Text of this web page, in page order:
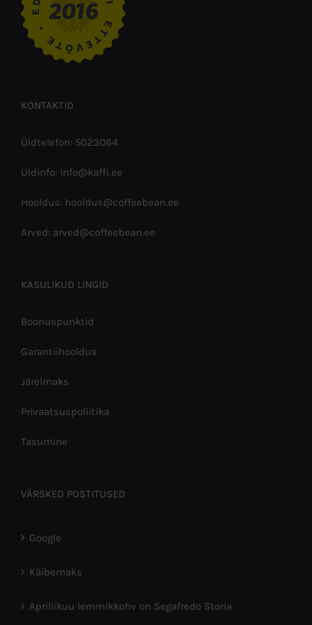
KONTAKTID
Üldtelefon: 5023064
Üldinfo: info@kaffi.ee
Hooldus: hooldus@coffeebean.ee
Arved: arved@coffeebean.ee
KASULIKUD LINGID
Boonuspunktid
Garantiihooldus
Järelmaks
Privaatsuspoliitika
Tasumine
VÄRSKED POSTITUSED
Google
Käibemaks
Aprillikuu lemmikkohv on Segafredo Storia